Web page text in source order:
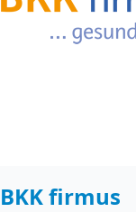
BKK firmus